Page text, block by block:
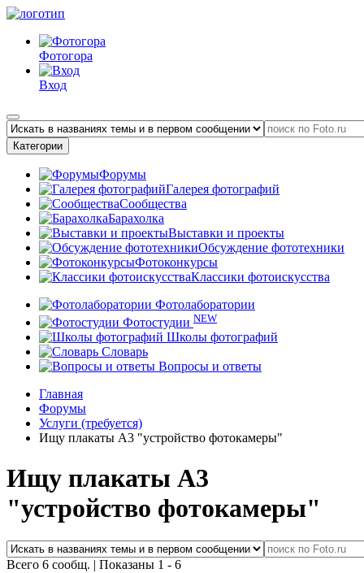
Фотогора
Вход
Категории
Форумы
Галерея фотографий
Сообщества
Барахолка
Выставки и проекты
Обсуждение фототехники
Фотоконкурсы
Классики фотоискусства
Фотолаборатории
Фотостудии NEW
Школы фотографий
Словарь
Вопросы и ответы
Главная
Форумы
Услуги (требуется)
Ищу плакаты А3 "устройство фотокамеры"
Ищу плакаты А3
"устройство фотокамеры"
Всего 6 сообщ. | Показаны 1 - 6